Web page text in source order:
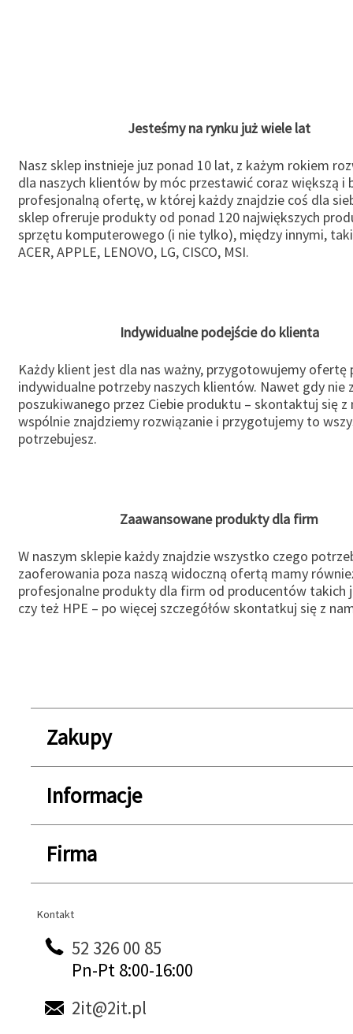
Jesteśmy na rynku już wiele lat
Nasz sklep instnieje juz ponad 10 lat, z każym rokiem
dla naszych klientów by móc przestawić coraz większą i
profesjonalną ofertę, w której każdy znajdzie coś dla
sklep ofreruje produkty od ponad 120 największych
sprzętu komputerowego (i nie tylko), między innymi,
ACER, APPLE, LENOVO, LG, CISCO, MSI.
Indywidualne podejście do klienta
Każdy klient jest dla nas ważny, przygotowujemy ofertę
indywidualne potrzeby naszych klientów. Nawet gdy nie
poszukiwanego przez Ciebie produktu – skontaktuj się z
wspólnie znajdziemy rozwiązanie i przygotujemy to
potrzebujesz.
Zaawansowane produkty dla firm
W naszym sklepie każdy znajdzie wszystko czego
zaoferowania poza naszą widoczną ofertą mamy
profesjonalne produkty dla firm od producentów takich
czy też HPE – po więcej szczegółów skontatkuj się z
Zakupy
Informacje
Firma
Kontakt
Kontakt
52 326 00 85
Pn-Pt 8:00-16:00
2it@2it.pl